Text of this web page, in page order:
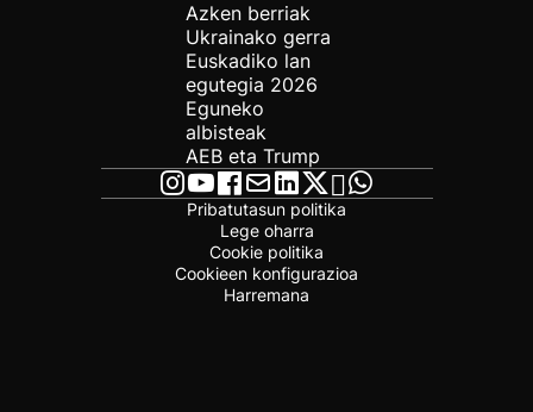
Azken berriak
Ukrainako gerra
Euskadiko lan
egutegia 2026
Eguneko
albisteak
AEB eta Trump
Pribatutasun politika
Lege oharra
Cookie politika
Cookieen konfigurazioa
Harremana